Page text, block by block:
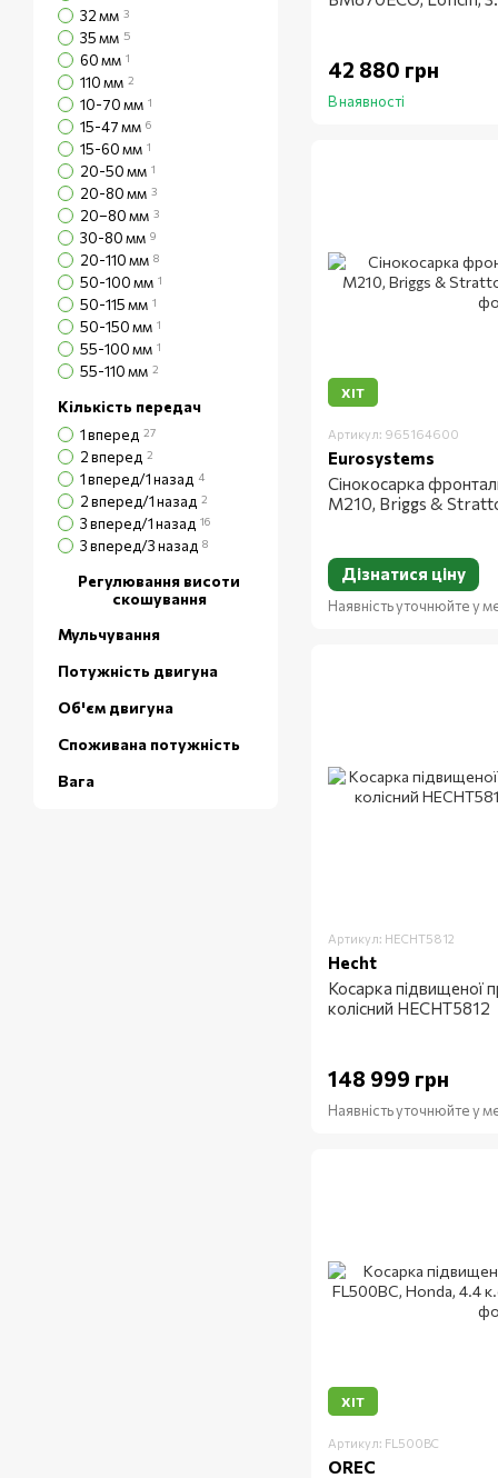
42 880 грн
В наявності
ХІТ
Артикул: 965164600
Eurosystems
Сінокосарка
M210, Briggs &
Дізнатися ціну
Наявність уточнюйте у
Артикул: HECHT5812
Hecht
Косарка підвищеної
колісний HECHT5812
148 999 грн
Наявність уточнюйте у
ХІТ
Артикул: FL500BC
OREC
32 мм 3
35 мм 5
60 мм 1
110 мм 2
10-70 мм 1
15-47 мм 6
15-60 мм 1
20-50 мм 1
20-80 мм 3
20–80 мм 3
30-80 мм 9
20-110 мм 8
50-100 мм 1
50-115 мм 1
50-150 мм 1
55-100 мм 1
55-110 мм 2
Кількість передач
1 вперед 27
2 вперед 2
1 вперед/1 назад 4
2 вперед/1 назад 2
3 вперед/1 назад 16
3 вперед/3 назад 8
Регулювання висоти
скошування
Мульчування
Потужність двигуна
Об'єм двигуна
Споживана потужність
Вага